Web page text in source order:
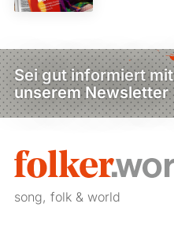
Sei gut informiert mit
unserem Newsletter
song, folk & world